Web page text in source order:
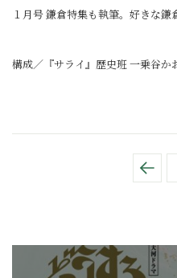
１月号 鎌倉特集も執筆。好きな鎌
構成／『サライ』歴史班 一乗谷か